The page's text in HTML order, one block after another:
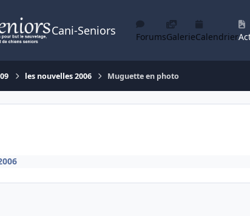
Cani-Seniors ForumsGalerieCalendrier
les nouvelles 2006 Muguette en photo